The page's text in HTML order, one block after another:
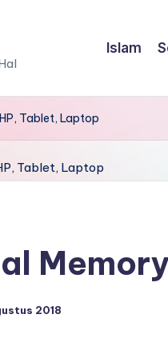
Islam
Tablet, Laptop
2018